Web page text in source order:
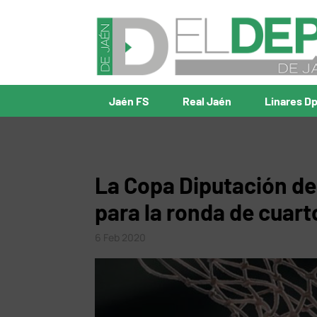
Jaén FS Real Jaén Linares
La Copa Diputación
para la ronda de